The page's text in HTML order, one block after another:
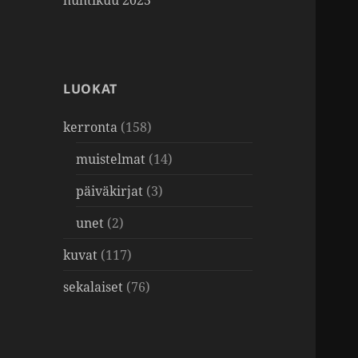
LUOKAT
kerronta (158)
muistelmat (14)
päiväkirjat (3)
unet (2)
kuvat (117)
sekalaiset (76)